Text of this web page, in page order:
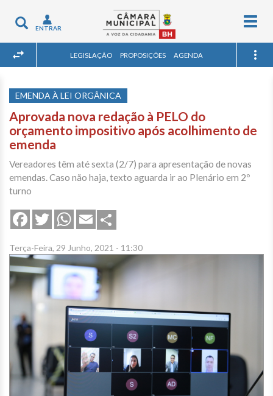
Toggle
navigation
ENTRAR
LEGISLAÇÃO PROPOSIÇÕES AGENDA
EMENDA À LEI ORGÂNICA
Aprovada nova redação à PELO do
orçamento impositivo após acolhimento de
emenda
Vereadores têm até sexta (2/7) para apresentação de novas
emendas. Caso não haja, texto aguarda ir ao Plenário em 2º
turno
FacebookTwitterWhatsApp
Email
Terça-Feira, 29 Junho, 2021 - 11:30